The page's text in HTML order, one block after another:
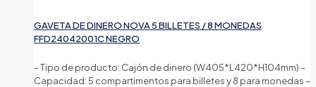
GAVETA DE DINERO NOVA 5 BILLETES / 8 MONEDAS
FFD24042001C NEGRO
– Tipo de producto: Cajón de dinero (W405*L420*H104mm) –
Capacidad: 5 compartimentos para billetes y 8 para monedas –